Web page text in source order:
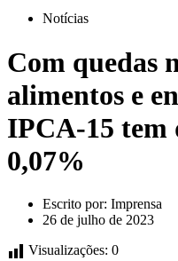
Notícias
Com quedas
alimentos e
IPCA-15 tem
0,07%
Escrito por: Imprensa
26 de julho de 2023
Visualizações: 0